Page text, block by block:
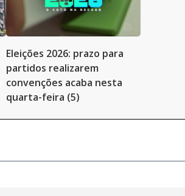
Eleições 2026: prazo para
partidos realizarem
convenções acaba nesta
quarta-feira (5)